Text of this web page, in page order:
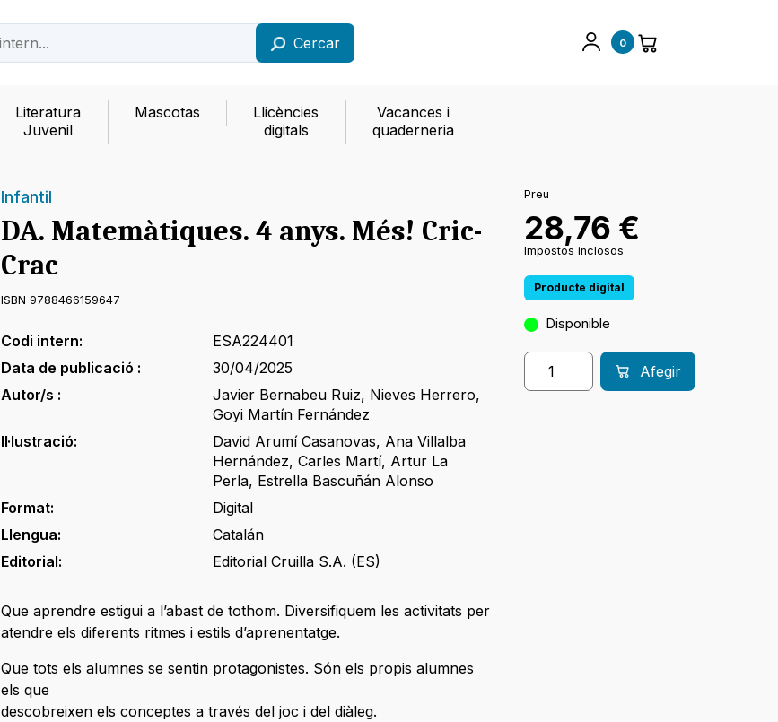
Cercar 0
Literatura
Juvenil
Mascotas
Llicències
digitals
Vacances i
quaderneria
Infantil
DA. Matemàtiques. 4 anys. Més! Cric-
Crac
ISBN 9788466159647
Codi intern:
ESA224401
Data de publicació :
30/04/2025
Autor/s :
Javier Bernabeu Ruiz, Nieves Herrero,
Goyi Martín Fernández
Il·lustració:
David Arumí Casanovas, Ana Villalba
Hernández,Carles Martí, Artur La
Perla, Estrella Bascuñán Alonso
Format:
Digital
Llengua:
Catalán
Editorial:
Editorial Cruilla S.A. (ES)
Que aprendre estigui a l’abast de tothom. Diversifiquem les activitats per
atendre els diferents ritmes i estils d’aprenentatge.
Que tots els alumnes se sentin protagonistes. Són els propis alumnes
els que
descobreixen els conceptes a través del joc i del diàleg.
Preu
28,76 €
Impostos inclosos
Producte digital
Disponible
Afegir